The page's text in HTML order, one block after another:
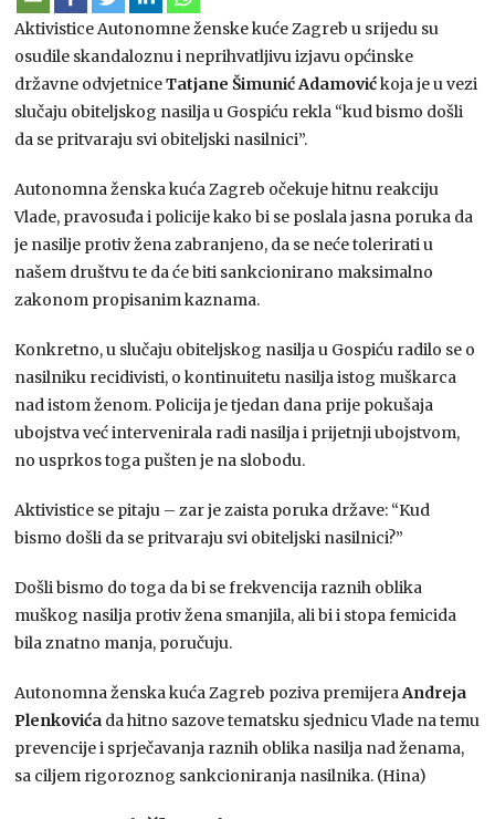
Aktivistice Autonomne ženske kuće Zagreb u srijedu su
osudile skandaloznu i neprihvatljivu izjavu općinske
državne odvjetniceTatjane Šimunić Adamovićkoja je u vezi
slučaju obiteljskog nasilja u Gospiću rekla “kud bismo došli
da se pritvaraju svi obiteljski nasilnici”.
Autonomna ženska kuća Zagreb očekuje hitnu reakciju
Vlade, pravosuđa i policije kako bi se poslala jasna poruka da
je nasilje protiv žena zabranjeno, da se neće tolerirati u
našem društvu te da će biti sankcionirano maksimalno
zakonom propisanim kaznama.
Konkretno, u slučaju obiteljskog nasilja u Gospiću radilo se o
nasilniku recidivisti, o kontinuitetu nasilja istog muškarca
nad istom ženom. Policija je tjedan dana prije pokušaja
ubojstva već intervenirala radi nasilja i prijetnji ubojstvom,
no usprkos toga pušten je na slobodu.
Aktivistice se pitaju – zar je zaista poruka države: “Kud
bismo došli da se pritvaraju svi obiteljski nasilnici?”
Došli bismo do toga da bi se frekvencija raznih oblika
muškog nasilja protiv žena smanjila, ali bi i stopa femicida
bila znatno manja, poručuju.
Autonomna ženska kuća Zagreb poziva premijeraAndreja
Plenkovića da hitno sazove tematsku sjednicu Vlade na temu
prevencije i sprječavanja raznih oblika nasilja nad ženama,
sa ciljem rigoroznog sankcioniranja nasilnika. (Hina)